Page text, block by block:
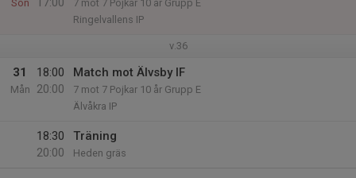
Sön
7 mot 7 Pojkar 10 år Grupp E
Ringelvallens IP
v.36
31
Mån
18:00
20:00
Match mot Älvsby IF
7 mot 7 Pojkar 10 år Grupp E
Älvåkra IP
18:30
20:00
Träning
Heden gräs